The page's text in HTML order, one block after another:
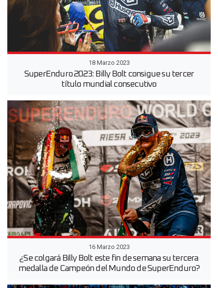
18 Marzo 2023
SuperEnduro 2023: Billy Bolt consigue su tercer
título mundial consecutivo
16 Marzo 2023
¿Se colgará Billy Bolt este fin de semana su tercera
medalla de Campeón del Mundo de SuperEnduro?